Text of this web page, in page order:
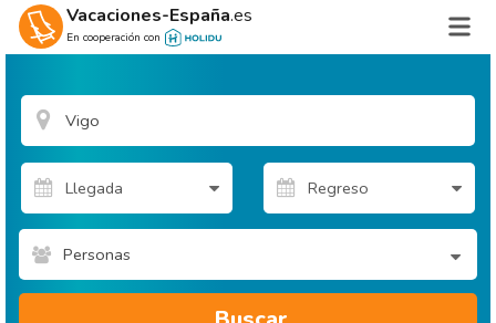
Vacaciones-España.es
En cooperación con
Personas